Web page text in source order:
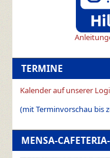
TERMINE
Kalender auf unserer
(mit Terminvorschau bis
MENSA-